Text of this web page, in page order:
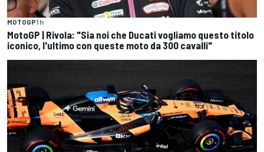
MOTOGP1 h
MotoGP | Rivola: "Sia noi che Ducati vogliamo questo titolo
iconico, l'ultimo con queste moto da 300 cavalli"